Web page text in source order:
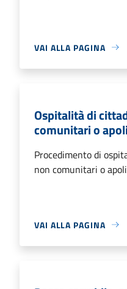
VAI ALLA PAGINA
Ospitalità di
comunitari o
Procedimento di
non comunitari o
VAI ALLA PAGINA